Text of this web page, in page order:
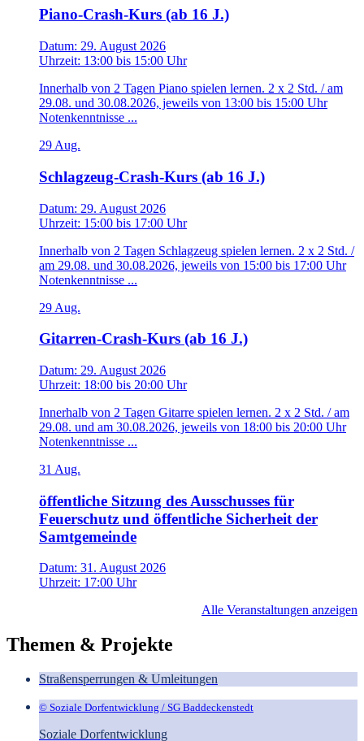
Piano-Crash-Kurs (ab 16 J.)
Datum: 29. August 2026
Uhrzeit: 13:00 bis 15:00 Uhr
Innerhalb von 2 Tagen Piano spielen lernen. 2 x 2 Std. / am
29.08. und 30.08.2026, jeweils von 13:00 bis 15:00 Uhr
Notenkenntnisse ...
29 Aug.
Schlagzeug-Crash-Kurs (ab 16 J.)
Datum: 29. August 2026
Uhrzeit: 15:00 bis 17:00 Uhr
Innerhalb von 2 Tagen Schlagzeug spielen lernen. 2 x 2 Std. /
am 29.08. und 30.08.2026, jeweils von 15:00 bis 17:00 Uhr
Notenkenntnisse ...
29 Aug.
Gitarren-Crash-Kurs (ab 16 J.)
Datum: 29. August 2026
Uhrzeit: 18:00 bis 20:00 Uhr
Innerhalb von 2 Tagen Gitarre spielen lernen. 2 x 2 Std. / am
29.08. und am 30.08.2026, jeweils von 18:00 bis 20:00 Uhr
Notenkenntnisse ...
31 Aug.
öffentliche Sitzung des Ausschusses für
Feuerschutz und öffentliche Sicherheit der
Samtgemeinde
Datum: 31. August 2026
Uhrzeit: 17:00 Uhr
Alle Veranstaltungen anzeigen
Themen & Projekte
Straßensperrungen & Umleitungen
© Soziale Dorfentwicklung / SG Baddeckenstedt
Soziale Dorfentwicklung